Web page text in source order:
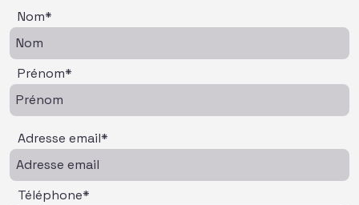
Nom*
Prénom*
Adresse email*
Téléphone*